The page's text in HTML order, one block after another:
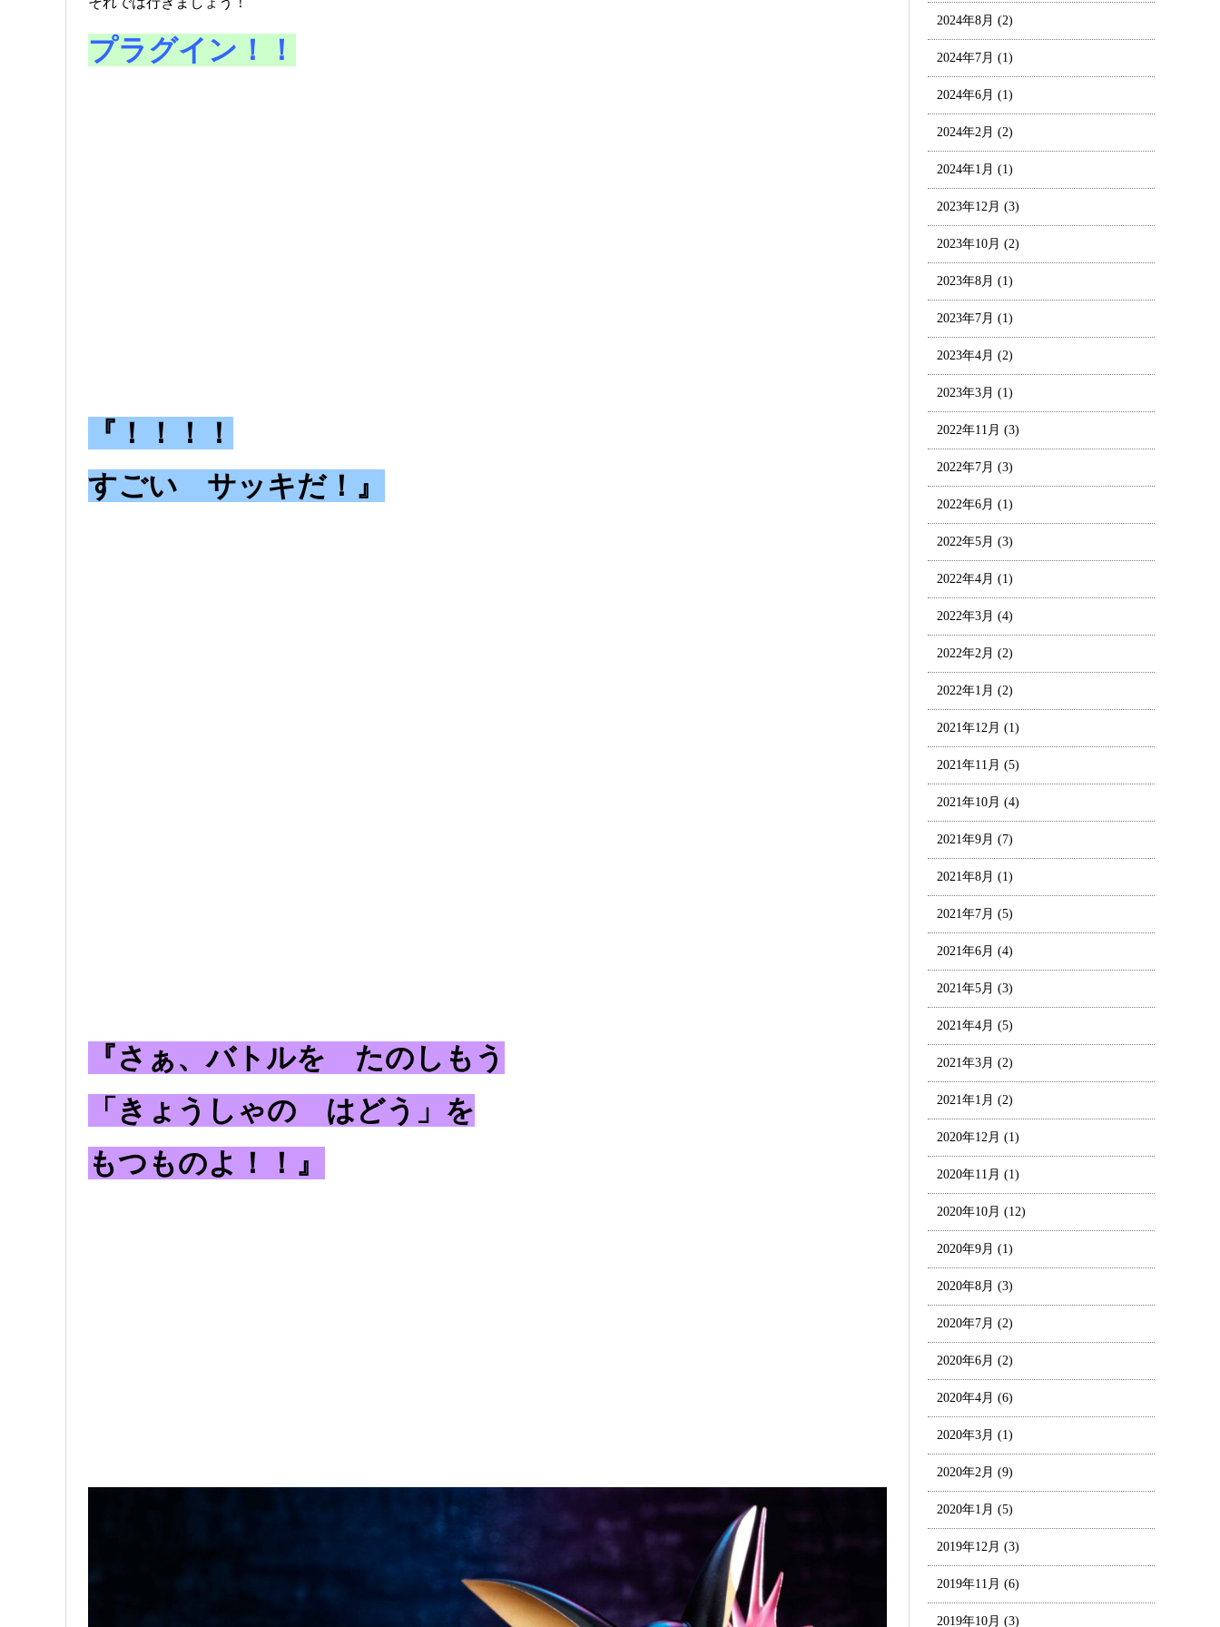
プラグイン！！
『！！！！
すごい サッキだ！』
『さぁ、バトルを たのしもう
「きょうしゃの はどう」を
もつものよ！！』
2024年8月 (2)
2024年7月 (1)
2024年6月 (1)
2024年2月 (2)
2024年1月 (1)
2023年12月 (3)
2023年10月 (2)
2023年8月 (1)
2023年7月 (1)
2023年4月 (2)
2023年3月 (1)
2022年11月 (3)
2022年7月 (3)
2022年6月 (1)
2022年5月 (3)
2022年4月 (1)
2022年3月 (4)
2022年2月 (2)
2022年1月 (2)
2021年12月 (1)
2021年11月 (5)
2021年10月 (4)
2021年9月 (7)
2021年8月 (1)
2021年7月 (5)
2021年6月 (4)
2021年5月 (3)
2021年4月 (5)
2021年3月 (2)
2021年1月 (2)
2020年12月 (1)
2020年11月 (1)
2020年10月 (12)
2020年9月 (1)
2020年8月 (3)
2020年7月 (2)
2020年6月 (2)
2020年4月 (6)
2020年3月 (1)
2020年2月 (9)
2020年1月 (5)
2019年12月 (3)
2019年11月 (6)
2019年10月 (3)